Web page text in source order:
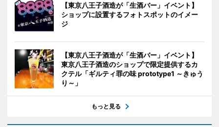
【東京八王子酒造が「生酒バー」イベント】
ショップに設置するフォトスポットのイメー
ジ
【東京八王子酒造が「生酒バー」イベント】
東京八王子酒造のショップで限定提供するカ
クテル「ギルティ罪の味 prototype1 ～きゅう
り～」
もっと見る